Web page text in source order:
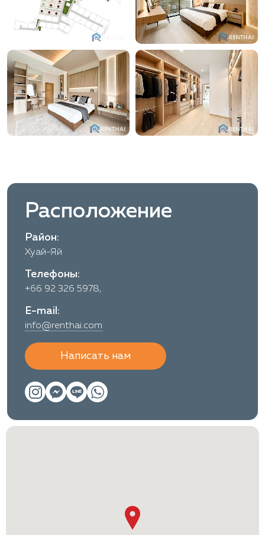
Расположение
Район:
Хуай-Яй
Телефоны:
+66 92 326 5978,
E-mail:
info@renthai.com
Написать нам